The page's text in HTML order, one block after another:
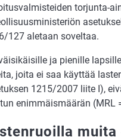
torjunta-
127 aletaan soveltaa.
ja pienille
joita ei saa käyttää
1215/2007 liite I),
enimmäismäärän (MRL